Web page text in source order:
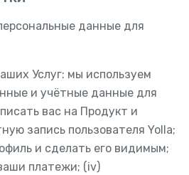
данные для
Услуг: мы используем
и учётные данные для
вас на Продукт и
запись пользователя Yolla;
и сделать его видимым;
платежи; (iv)